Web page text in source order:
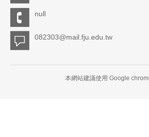
null
082303@mail.fju.edu.tw
本網站建議使用 Google